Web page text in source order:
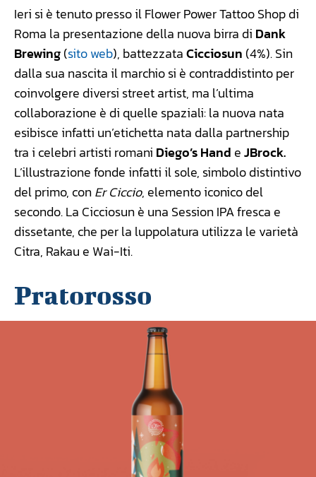
Ieri si è tenuto presso il Flower Power Tattoo Shop di
Roma la presentazione della nuova birra di Dank
Brewing(sito web), battezzataCicciosun (4%). Sin
dalla sua nascita il marchio si è contraddistinto per
coinvolgere diversi street artist, ma l’ultima
collaborazione è di quelle spaziali: la nuova nata
esibisce infatti un’etichetta nata dalla partnership
tra i celebri artisti romani Diego’s Hand eJBrock.
L’illustrazione fonde infatti il sole, simbolo distintivo
del primo, conEr Ciccio, elemento iconico del
secondo. La Cicciosun è una Session IPA fresca e
dissetante, che per la luppolatura utilizza le varietà
Citra, Rakau e Wai-Iti.
Pratorosso